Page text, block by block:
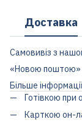
Доставка
Самовивіз з
«Новою поштою»
Більше
Готівкою при
Карткою он-